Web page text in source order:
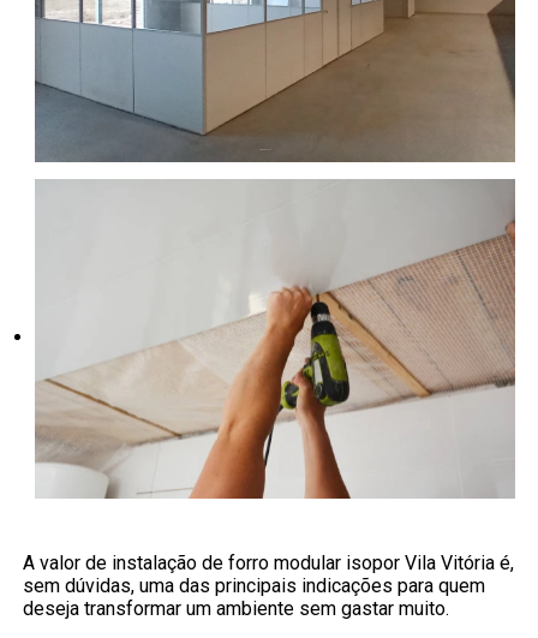
A valor de instalação de forro modular isopor Vila Vitória é,
sem dúvidas, uma das principais indicações para quem
deseja transformar um ambiente sem gastar muito.